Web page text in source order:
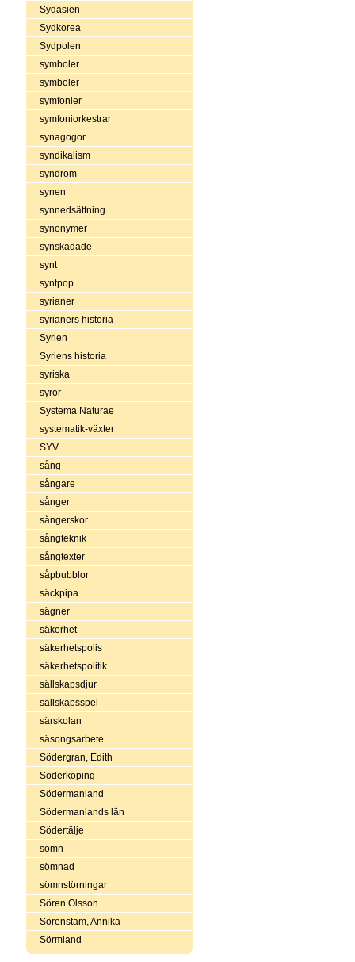
Sydasien
Sydkorea
Sydpolen
symboler
symboler
symfonier
symfoniorkestrar
synagogor
syndikalism
syndrom
synen
synnedsättning
synonymer
synskadade
synt
syntpop
syrianer
syrianers historia
Syrien
Syriens historia
syriska
syror
Systema Naturae
systematik-växter
SYV
sång
sångare
sånger
sångerskor
sångteknik
sångtexter
såpbubblor
säckpipa
sägner
säkerhet
säkerhetspolis
säkerhetspolitik
sällskapsdjur
sällskapsspel
särskolan
säsongsarbete
Södergran, Edith
Söderköping
Södermanland
Södermanlands län
Södertälje
sömn
sömnad
sömnstörningar
Sören Olsson
Sörenstam, Annika
Sörmland